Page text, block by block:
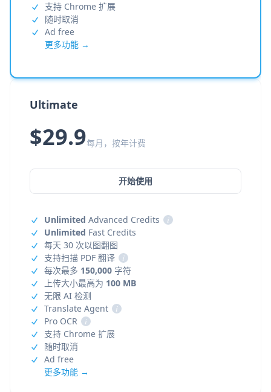
支持 Chrome 扩展
随时取消
Ad free
更多功能 →
Ultimate
$29.9每月，按年计费
开始使用
Unlimited Advanced Credits
i
Unlimited Fast Credits
每天 30 次以图翻图
支持扫描 PDF 翻译
i
每次最多 150,000 字符
上传大小最高为 100 MB
无限 AI 检测
Translate Agent
i
Pro OCR
i
支持 Chrome 扩展
随时取消
Ad free
更多功能 →